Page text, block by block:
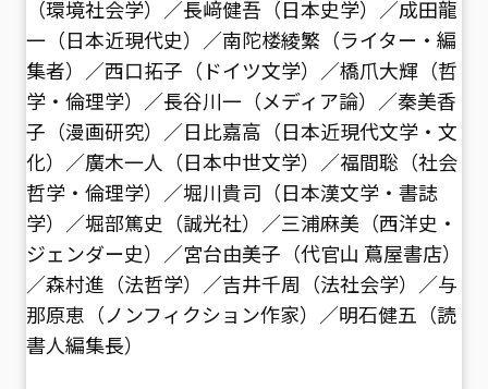
（環境社会学）／長﨑健吾（日本史学）／成田龍
一（日本近現代史）／南陀楼綾繁（ライター・編
集者）／西口拓子（ドイツ文学）／橋爪大輝（哲
学・倫理学）／長谷川一（メディア論）／秦美香
子（漫画研究）／日比嘉高（日本近現代文学・文
化）／廣木一人（日本中世文学）／福間聡（社会
哲学・倫理学）／堀川貴司（日本漢文学・書誌
学）／堀部篤史（誠光社）／三浦麻美（西洋史・
ジェンダー史）／宮台由美子（代官山 蔦屋書店）
／森村進（法哲学）／吉井千周（法社会学）／与
那原恵（ノンフィクション作家）／明石健五（読
書人編集長）